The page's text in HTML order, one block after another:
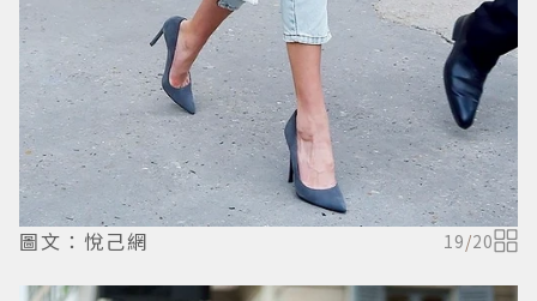
圖文：悅己網 19/20